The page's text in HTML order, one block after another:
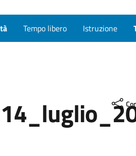
Tempo libero Istruzione